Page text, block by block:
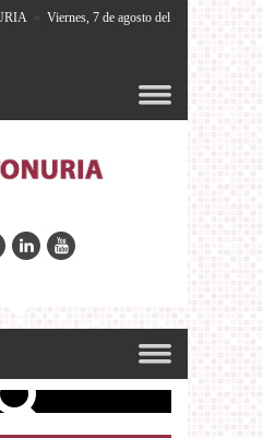
» Viernes, 7 de agosto del